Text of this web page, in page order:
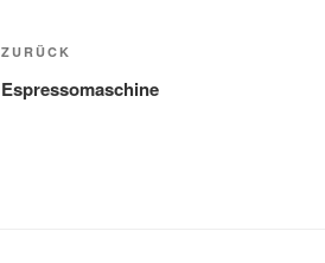
Beitragsnavigation
Vorheriger
Beitrag
ZURÜCK
Espressomaschine